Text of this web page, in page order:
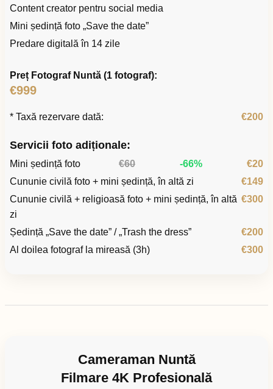
Content creator pentru social media
Mini ședință foto „Save the date”
Predare digitală în 14 zile
Preț Fotograf Nuntă (1 fotograf):
€999
* Taxă rezervare dată: €200
Servicii foto adiționale:
Mini ședință foto €60 -66%
€20
Cununie civilă foto + mini ședință, în altă zi
€149
Cununie civilă + religioasă foto + mini ședință, în altă
zi
€300
Ședință „Save the date” / „Trash the dress”
€200
Al doilea fotograf la mireasă (3h)
€300
Cameraman Nuntă
Filmare 4K Profesională